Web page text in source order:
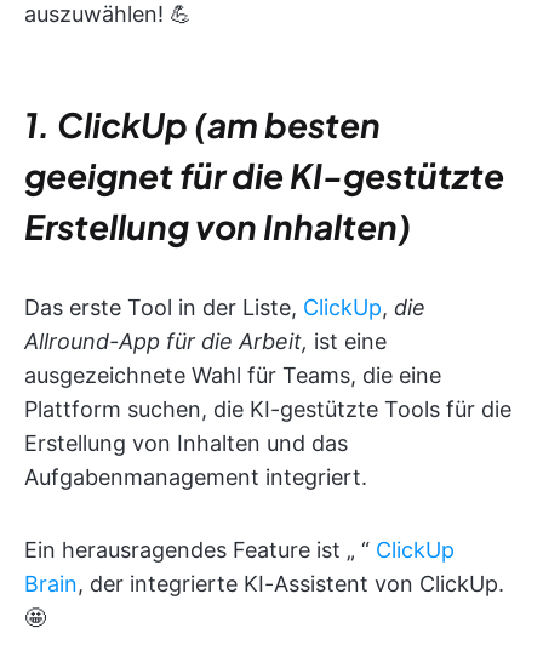
auszuwählen! 💪
1. ClickUp (am besten
geeignet für die KI-gestützte
Erstellung von Inhalten)
Das erste Tool in der Liste, ClickUp, die
Allround-App für die Arbeit, ist eine
ausgezeichnete Wahl für Teams, die eine
Plattform suchen, die KI-gestützte Tools für die
Erstellung von Inhalten und das
Aufgabenmanagement integriert.
Ein herausragendes Feature ist „ “ ClickUp
Brain, der integrierte KI-Assistent von ClickUp.
🤩